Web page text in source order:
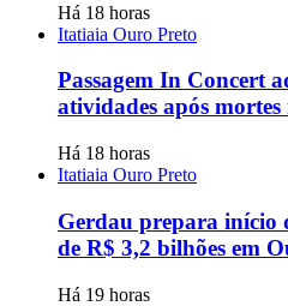
Há 18 horas
Itatiaia Ouro Preto
Passagem In Concert
atividades após
Há 18 horas
Itatiaia Ouro Preto
Gerdau prepara início
de R$ 3,2 bilhões em
Há 19 horas